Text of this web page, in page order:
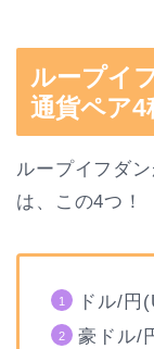
ループイ
通貨ペア4
ループイフダ
は、この4つ！
ドル/円
豪ドル/